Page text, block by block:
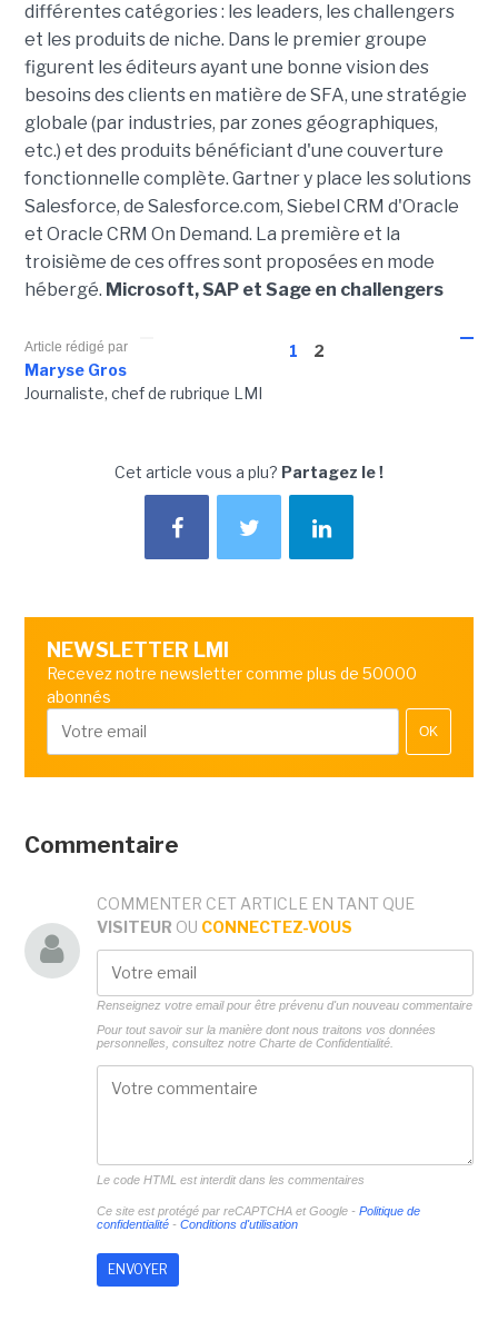
différentes catégories : les leaders, les challengers
et les produits de niche. Dans le premier groupe
figurent les éditeurs ayant une bonne vision des
besoins des clients en matière de SFA, une stratégie
globale (par industries, par zones géographiques,
etc.) et des produits bénéficiant d'une couverture
fonctionnelle complète. Gartner y place les solutions
Salesforce, de Salesforce.com, Siebel CRM d'Oracle
et Oracle CRM On Demand. La première et la
troisième de ces offres sont proposées en mode
hébergé. Microsoft, SAP et Sage en challengers
1 2
Article rédigé par
Maryse Gros
Journaliste, chef de rubrique LMI
Cet article vous a plu? Partagez le !
NEWSLETTER LMI
Recevez notre newsletter comme plus de 50000
abonnés
OK
Commentaire
COMMENTER CET ARTICLE EN TANT QUE
VISITEUR OU CONNECTEZ-VOUS
Renseignez votre email pour être prévenu d'un nouveau commentaire
Pour tout savoir sur la manière dont nous traitons vos données
personnelles, consultez notre Charte de Confidentialité.
Le code HTML est interdit dans les commentaires
Ce site est protégé par reCAPTCHA et Google - Politique de
confidentialité- Conditions d'utilisation